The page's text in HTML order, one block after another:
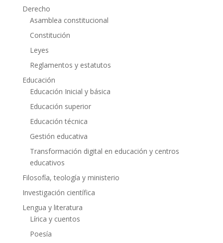
Derecho
Asamblea constitucional
Constitución
Leyes
Reglamentos y estatutos
Educación
Educación Inicial y básica
Educación superior
Educación técnica
Gestión educativa
Transformación digital en educación y centros
educativos
Filosofía, teología y ministerio
Investigación científica
Lengua y literatura
Lírica y cuentos
Poesía